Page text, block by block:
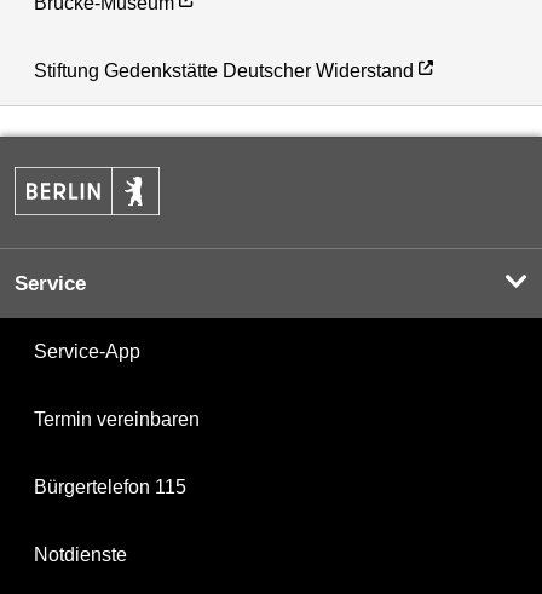
Stiftung Gedenkstätte Deutscher Widerstand
Service
Service-App
Termin vereinbaren
Bürgertelefon 115
Notdienste